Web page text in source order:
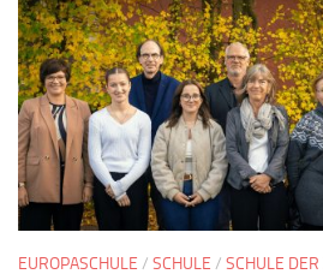
EUROPASCHULE / SCHULE / SCHULE